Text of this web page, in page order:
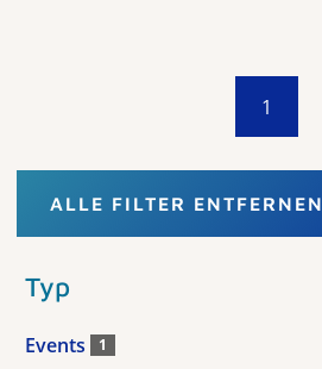
1
ALLE FILTER ENTFERNEN
Typ
Events 1